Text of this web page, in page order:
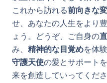
これから訪れる前向きな
せ、あなたの人生をより
ょう。どうぞ、ご自身の
み、 精神的な目覚めを体
守護天使の愛とサポート
来を創造していってくだ